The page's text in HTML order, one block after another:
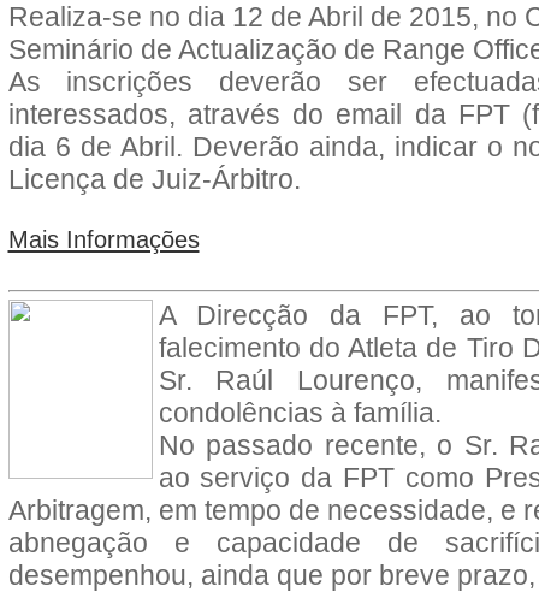
Realiza-se no dia 12 de Abril de 2015, no
Seminário de Actualização de Range
As inscrições deverão ser
interessados, através do email da FPT
dia 6 de Abril. Deverão ainda, indicar o
Licença de Juiz-Árbitro.
Mais Informações
A Direcção da FPT, ao
falecimento do Atleta de Tiro
Sr. Raúl Lourenço,
condolências à família.
No passado recente, o Sr.
ao serviço da FPT como
Arbitragem, em tempo de necessidade, e
abnegação e capacidade de
desempenhou, ainda que por breve